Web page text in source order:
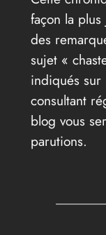
façon la
des
sujet «
indiqués
consultant
blog vous
parutions.